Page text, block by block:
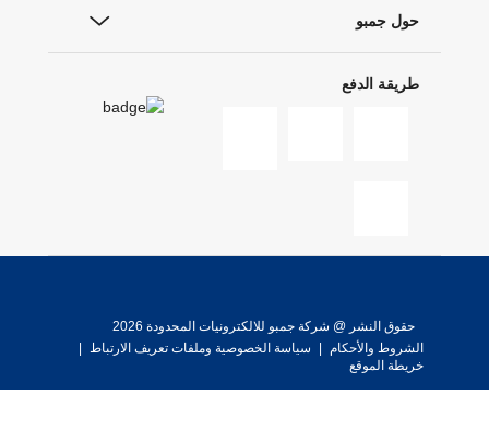
حول جمبو
طريقة الدفع
حقوق النشر @ شركة جمبو للالكترونيات المحدودة 2026
الشروط والأحكام
سياسة الخصوصية وملفات تعريف الارتباط
خريطة الموقع